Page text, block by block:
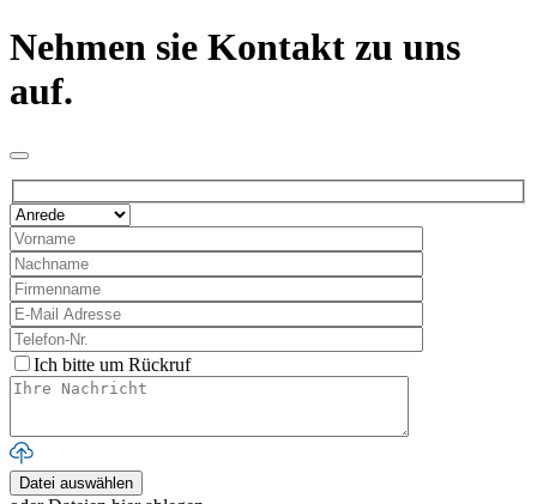
Nehmen sie Kontakt zu uns
auf.
Ich bitte um Rückruf
Datei auswählen